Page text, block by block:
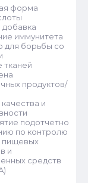
форма
иммунитета
для борьбы со
тканей
продуктов/
и
подотчетно
по контролю
пищевых
и
средств